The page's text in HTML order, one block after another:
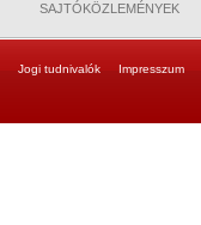
SAJTÓKÖZLEMÉNYEK
Jogi tudnivalók Impresszum